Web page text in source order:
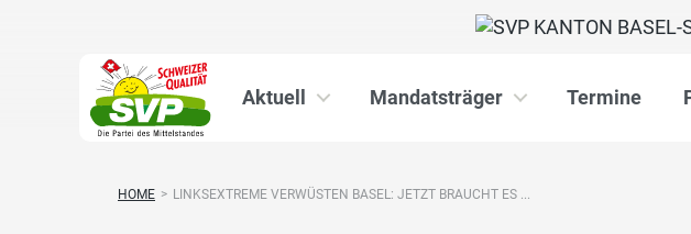
Aktuell Mandatsträger Termine
HOME > LINKSEXTREME VERWÜSTEN BASEL: JETZT BRAUCHT ES ...